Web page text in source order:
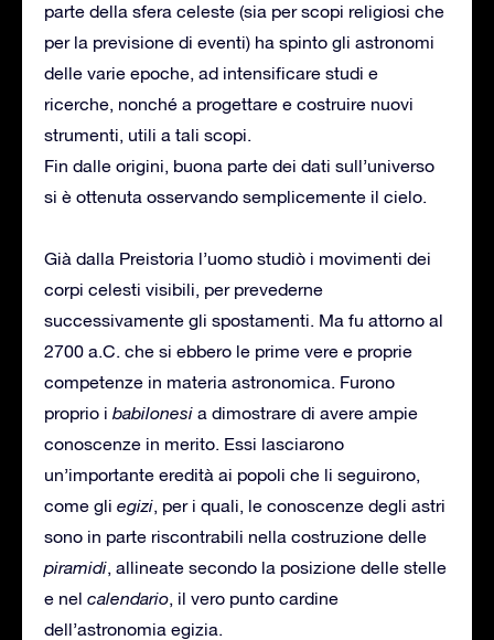
parte della sfera celeste (sia per scopi religiosi che
per la previsione di eventi) ha spinto gli astronomi
delle varie epoche, ad intensificare studi e
ricerche, nonché a progettare e costruire nuovi
strumenti, utili a tali scopi.
Fin dalle origini, buona parte dei dati sull’universo
si è ottenuta osservando semplicemente il cielo.
Già dalla Preistoria l’uomo studiò i movimenti dei
corpi celesti visibili, per prevederne
successivamente gli spostamenti. Ma fu attorno al
2700 a.C. che si ebbero le prime vere e proprie
competenze in materia astronomica. Furono
proprio i babilonesi a dimostrare di avere ampie
conoscenze in merito. Essi lasciarono
un’importante eredità ai popoli che li seguirono,
come gli egizi, per i quali, le conoscenze degli astri
sono in parte riscontrabili nella costruzione delle
piramidi, allineate secondo la posizione delle stelle
e nel calendario, il vero punto cardine
dell’astronomia egizia.